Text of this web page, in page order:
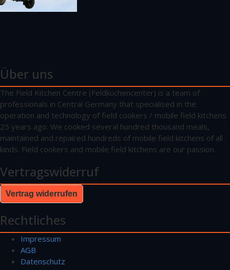
Über uns
The Field Kitchen Centre (Feldküchencenter) is a team of
professionals in Central Germany that specialised in the
operation and technology of field cookers / mobile field kitchens
25 years ago. We cooked several hundred thousand meals,
maintained and repaired hundreds of mobile field kitchens of all
kinds. Field cookers and mobile field kitchens are our passion.
Vertragswiderruf
Vertrag widerrufen
Rechtliches
Impressum
AGB
Datenschutz